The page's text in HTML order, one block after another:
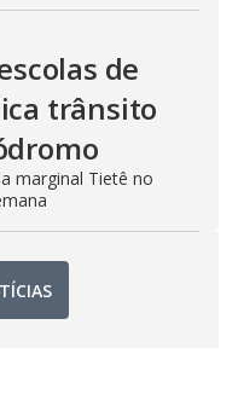
de
trânsito
marginal Tietê no